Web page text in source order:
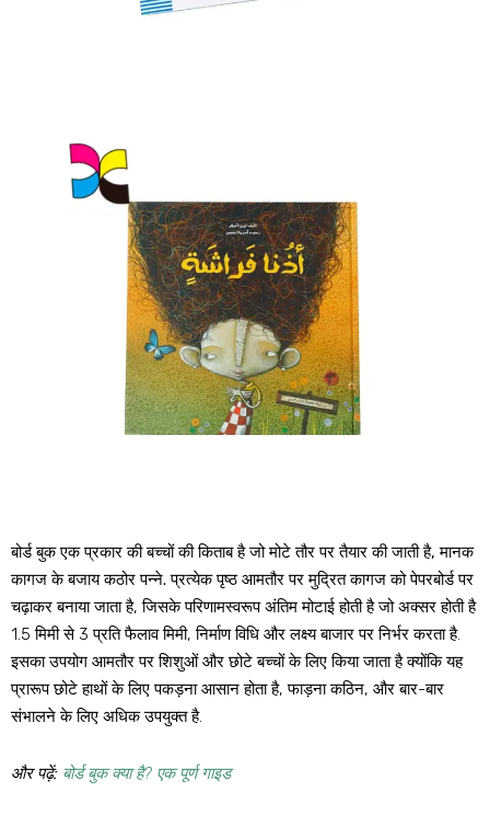
बोर्ड बुक एक प्रकार की बच्चों की किताब है जो मोटे तौर पर तैयार की जाती है, मानक
कागज के बजाय कठोर पन्ने.प्रत्येक पृष्ठ आमतौर पर मुद्रित कागज को पेपरबोर्ड पर
चढ़ाकर बनाया जाता है, जिसके परिणामस्वरूप अंतिम मोटाई होती है जो अक्सर होती है
1.5 मिमी से 3 प्रति फैलाव मिमी, निर्माण विधि और लक्ष्य बाजार पर निर्भर करता है.
इसका उपयोग आमतौर पर शिशुओं और छोटे बच्चों के लिए किया जाता है क्योंकि यह
प्रारूप छोटे हाथों के लिए पकड़ना आसान होता है, फाड़ना कठिन, और बार-बार
संभालने के लिए अधिक उपयुक्त है.
और पढ़ें: बोर्ड बुक क्या है? एक पूर्ण गाइड